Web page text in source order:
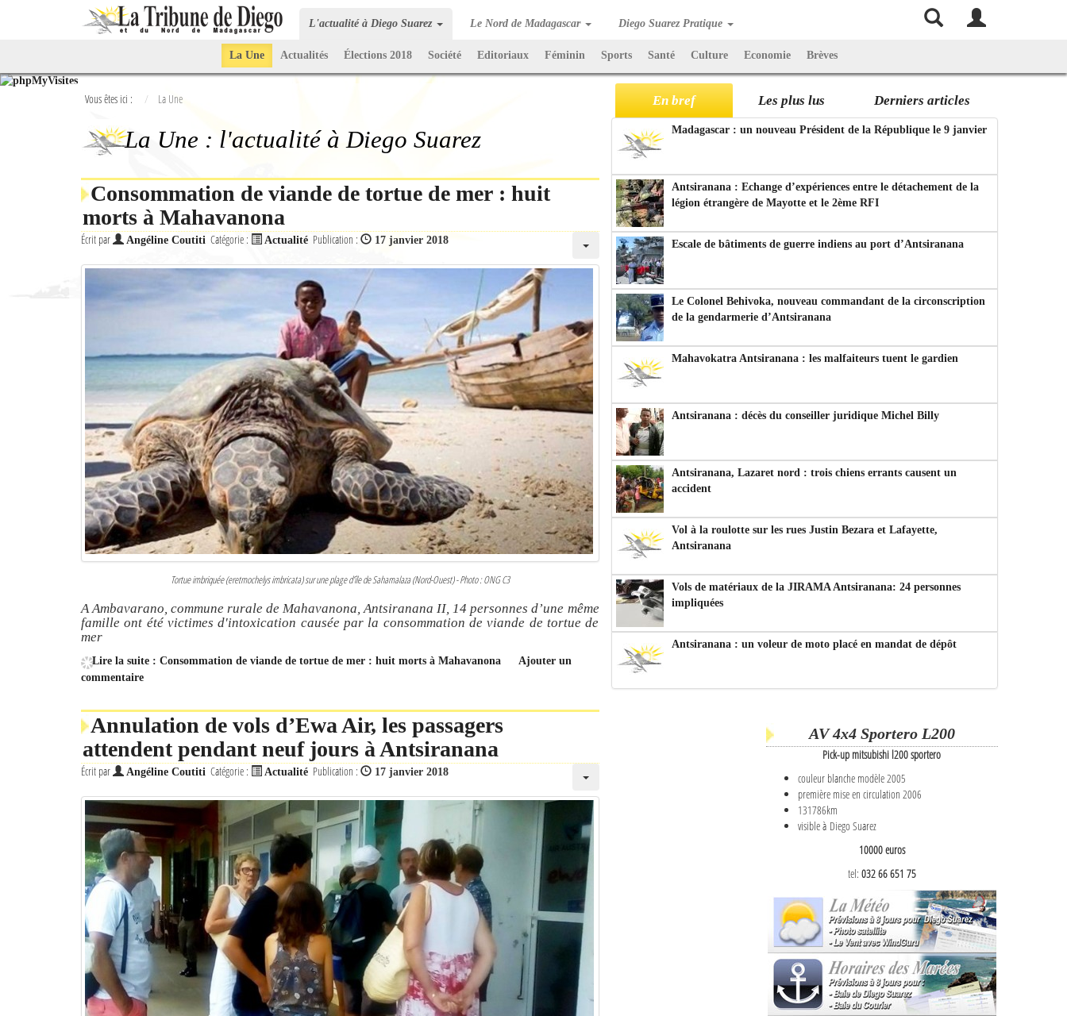
L'actualité à Diego Suarez Le Nord de Madagascar Diego Suarez Pratique
La Une Actualités Élections 2018 Société Editoriaux Féminin Sports Santé Culture Economie Brèves
Vous êtes ici : La Une
La Une : l'actualité à Diego Suarez
Consommation de viande de tortue de mer : huit
morts à Mahavanona
Écrit par Angéline Coutiti Catégorie : Actualité Publication : 17 janvier 2018
Tortue imbriquée (eretmochelys imbricata) sur une plage d’île de Sahamalaza (Nord-Ouest) - Photo : ONG C3
A Ambavarano, commune rurale de Mahavanona, Antsiranana II, 14 personnes d’une même
famille ont été victimes d'intoxication causée par la consommation de viande de tortue de
mer
Lire la suite : Consommation de viande de tortue de mer : huit morts à Mahavanona
Ajouter un
commentaire
Annulation de vols d’Ewa Air, les passagers
attendent pendant neuf jours à Antsiranana
Écrit par Angéline Coutiti Catégorie : Actualité Publication : 17 janvier 2018
En bref Les plus lus Derniers articles
Madagascar : un nouveau Président de la République le 9 janvier
Antsiranana : Echange d’expériences entre le détachement de la
légion étrangère de Mayotte et le 2ème RFI
Escale de bâtiments de guerre indiens au port d’Antsiranana
Le Colonel Behivoka, nouveau commandant de la circonscription
de la gendarmerie d’Antsiranana
Mahavokatra Antsiranana : les malfaiteurs tuent le gardien
Antsiranana : décès du conseiller juridique Michel Billy
Antsiranana, Lazaret nord : trois chiens errants causent un
accident
Vol à la roulotte sur les rues Justin Bezara et Lafayette,
Antsiranana
Vols de matériaux de la JIRAMA Antsiranana: 24 personnes
impliquées
Antsiranana : un voleur de moto placé en mandat de dépôt
AV 4x4 Sportero L200
Pick-up mitsubishi l200 sportero
couleur blanche modèle 2005
première mise en circulation 2006
131786km
visible à Diego Suarez
10000 euros
tel: 032 66 651 75